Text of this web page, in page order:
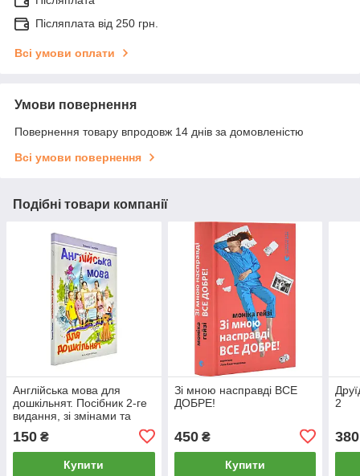
Післяплата від 250 грн.
Всі умови оплати
Умови повернення
Повернення товару впродовж 14 днів за домовленістю
Всі умови повернення
Подібні товари компанії
Англійська мова для
дошкільнят. Посібник 2-ге
видання, зі змінами та
150 ₴
Купити
Зі мною насправді ВСЕ
ДОБРЕ!
450₴
Купити
2
380